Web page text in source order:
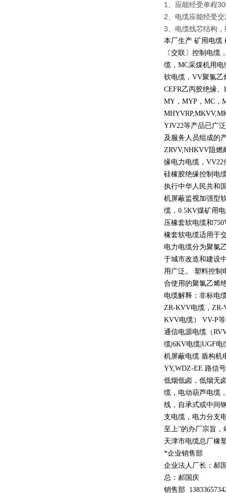
1、应能经受单程
2、电缆应能经受
3、电缆线芯结构
本厂生产 矿用电缆
〔交联〕控制电缆
缆， MC采煤机用电
软电缆， VV聚氯乙
CEFR乙丙胶绝缘、
MY ， MYP ， MC ，
YJV22等产品已广
及服务人员组成的
ZRVV,NHKVV阻燃
缘电力电缆， VV22
硅橡胶绝缘控制电
执行中华人民共和
机屏蔽监视加强型
缆， 0.5KV煤矿用
压橡套软电缆和
橡套软电缆适用于
电力电缆分为聚氯
于城市改造和建设
用广泛。 塑料控制
合使用的聚氯乙烯
电缆解释：非标电
ZR-KVV电缆， ZR-
KVV电缆） VV-P
通信电源电缆（
缆 |6KV电缆 |UGF电
机屏蔽电缆 盾构机
YY,WDZ-EE 路信
低烟低卤，低烟无
缆，电动葫芦电缆
线，自承式或中间
支电缆，电力分支
至上”的办厂宗旨，
天津市电缆总厂橡
*企业销售部
企业法人厂长：郝
总：郝国庆
销售部 13833